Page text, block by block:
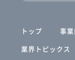
トップ 事
業界トピックス